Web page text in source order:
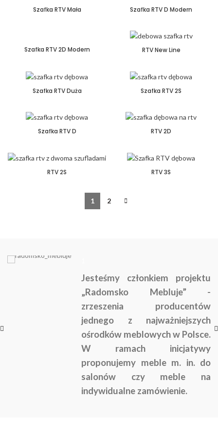
Szafka RTV Mała Szafka RTV D Modern
Szafka RTV 2D Modern RTV New Line
Szafka RTV Duża Szafka RTV 2S
Szafka RTV D RTV 2D
RTV 2S RTV 3S
1 2
Jesteśmy członkiem projektu
„Radomsko Mebluje” -
zrzeszenia producentów
jednego z najważniejszych
ośrodków meblowych w Polsce.
W ramach inicjatywy
proponujemy meble m. in. do
salonów czy meble na
indywidualne zamówienie.